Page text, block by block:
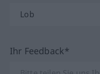
Ihr Feedback*